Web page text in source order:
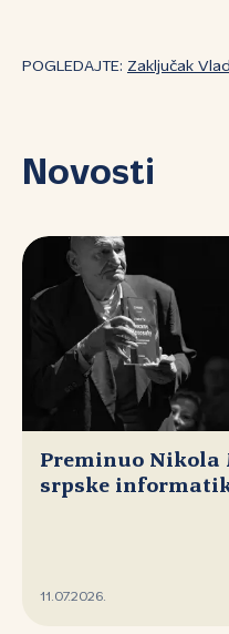
POGLEDAJTE: Zaključak
Novosti
Preminuo
srpske
11.07.2026.